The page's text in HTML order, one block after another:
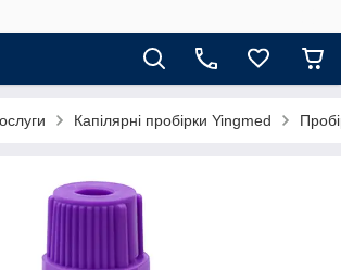
Капілярні пробірки Yingmed